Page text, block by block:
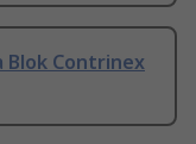
Contrinex